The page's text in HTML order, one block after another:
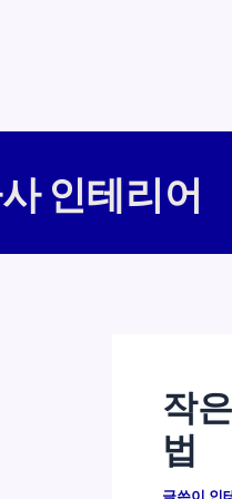
인테리어
작
법